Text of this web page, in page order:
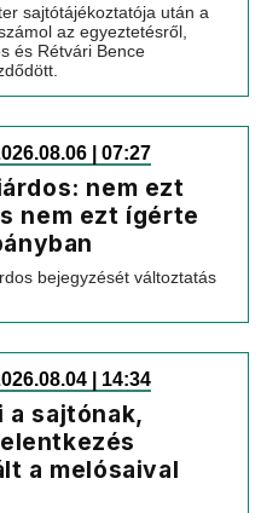
sajtótájékoztatója után a
az egyeztetésről,
és Rétvári Bence
| 07:27
nem ezt
nem ezt ígérte
bejegyzését változtatás
| 14:34
a sajtónak,
a melósaival